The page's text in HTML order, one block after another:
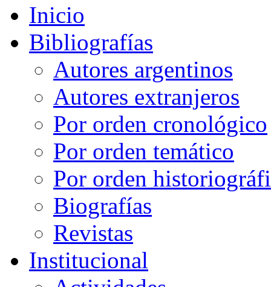
Inicio
Bibliografías
Autores argentinos
Autores extranjeros
Por orden cronológico
Por orden temático
Por orden
Biografías
Revistas
Institucional